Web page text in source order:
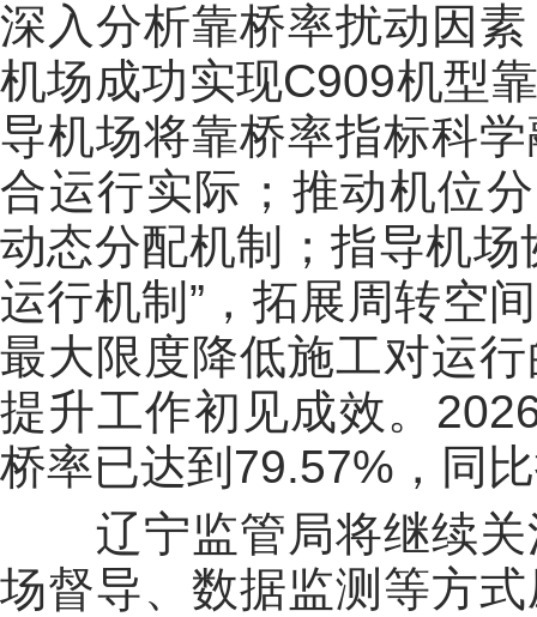
深入分析靠桥率扰动因
机场成功实现C909机型
导机场将靠桥率指标科
合运行实际；推动机位
动态分配机制；指导机
运行机制”，拓展周转空
最大限度降低施工对运
提升工作初见成效。
桥率已达到79.57%，同
辽宁监管局将继续关
场督导、数据监测等方